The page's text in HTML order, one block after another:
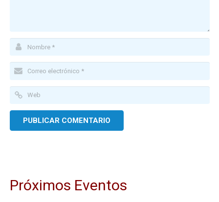
Próximos Eventos